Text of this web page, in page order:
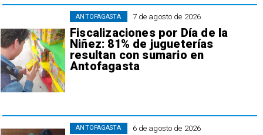
7 de agosto de 2026
Fiscalizaciones por Día de la
Niñez: 81% de jugueterías
resultan con sumario en
Antofagasta
ANTOFAGASTA
6 de agosto de 2026
ANTOFAGASTA